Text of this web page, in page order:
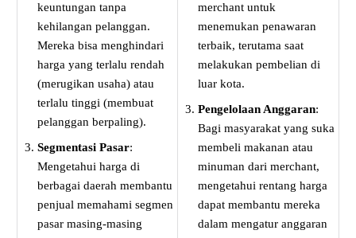
keuntungan tanpa
kehilangan pelanggan.
Mereka bisa menghindari
harga yang terlalu rendah
(merugikan usaha) atau
terlalu tinggi (membuat
pelanggan berpaling).
Segmentasi Pasar:
Mengetahui harga di
berbagai daerah membantu
penjual memahami segmen
pasar masing-masing
merchant untuk
menemukan penawaran
terbaik, terutama saat
melakukan pembelian di
luar kota.
Pengelolaan Anggaran:
Bagi masyarakat yang suka
membeli makanan atau
minuman dari merchant,
mengetahui rentang harga
dapat membantu mereka
dalam mengatur anggaran